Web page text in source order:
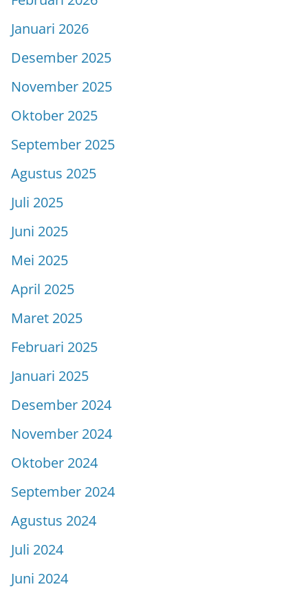
Januari 2026
Desember 2025
November 2025
Oktober 2025
September 2025
Agustus 2025
Juli 2025
Juni 2025
Mei 2025
April 2025
Maret 2025
Februari 2025
Januari 2025
Desember 2024
November 2024
Oktober 2024
September 2024
Agustus 2024
Juli 2024
Juni 2024